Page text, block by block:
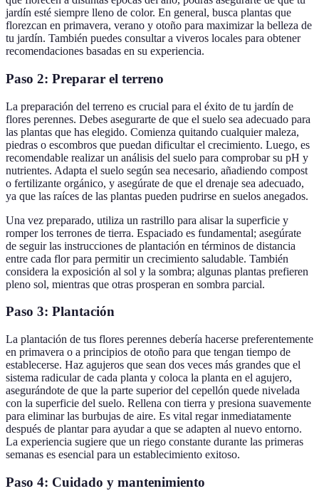
jardín esté siempre lleno de color. En general, busca plantas que
florezcan en primavera, verano y otoño para maximizar la belleza de
tu jardín. También puedes consultar a viveros locales para obtener
recomendaciones basadas en su experiencia.
Paso 2: Preparar el terreno
La preparación del terreno es crucial para el éxito de tu jardín de
flores perennes. Debes asegurarte de que el suelo sea adecuado para
las plantas que has elegido. Comienza quitando cualquier maleza,
piedras o escombros que puedan dificultar el crecimiento. Luego, es
recomendable realizar un análisis del suelo para comprobar su pH y
nutrientes. Adapta el suelo según sea necesario, añadiendo compost
o fertilizante orgánico, y asegúrate de que el drenaje sea adecuado,
ya que las raíces de las plantas pueden pudrirse en suelos anegados.
Una vez preparado, utiliza un rastrillo para alisar la superficie y
romper los terrones de tierra. Espaciado es fundamental; asegúrate
de seguir las instrucciones de plantación en términos de distancia
entre cada flor para permitir un crecimiento saludable. También
considera la exposición al sol y la sombra; algunas plantas prefieren
pleno sol, mientras que otras prosperan en sombra parcial.
Paso 3: Plantación
La plantación de tus flores perennes debería hacerse preferentemente
en primavera o a principios de otoño para que tengan tiempo de
establecerse. Haz agujeros que sean dos veces más grandes que el
sistema radicular de cada planta y coloca la planta en el agujero,
asegurándote de que la parte superior del cepellón quede nivelada
con la superficie del suelo. Rellena con tierra y presiona suavemente
para eliminar las burbujas de aire. Es vital regar inmediatamente
después de plantar para ayudar a que se adapten al nuevo entorno.
La experiencia sugiere que un riego constante durante las primeras
semanas es esencial para un establecimiento exitoso.
Paso 4: Cuidado y mantenimiento